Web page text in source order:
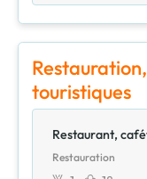
touristiques
Restaurant,
Restauration